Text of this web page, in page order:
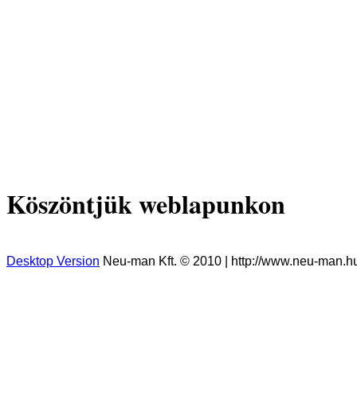
Köszöntjük weblapunkon
Desktop Version Neu-man Kft. © 2010 | http://www.neu-